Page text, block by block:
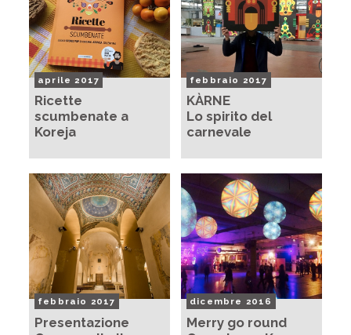
aprile 2017
Ricette
scumbenate a
Koreja
febbraio 2017
KÀRNE
Lo spirito del
carnevale
febbraio 2017
Presentazione
dicembre 2016
Merry go round